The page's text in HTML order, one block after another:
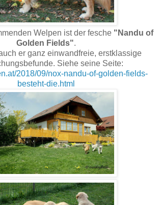
Welpen ist der fesche "Nandu of
Golden Fields".
er ganz einwandfreie, erstklassige
Siehe seine Seite:
2018/09/nox-nandu-of-golden-fields-
besteht-die.html